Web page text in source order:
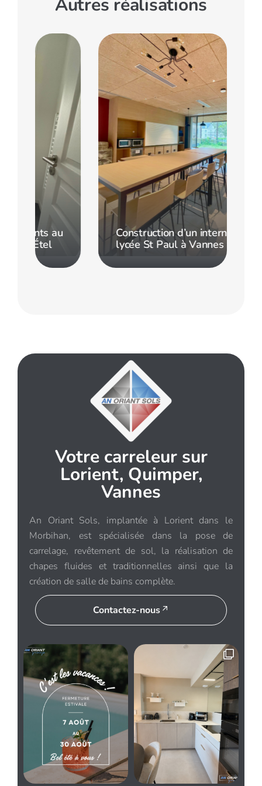
Autres réalisations
Construction d’un internat au
lycée St Paul à Vannes
Votre carreleur sur
Lorient, Quimper,
Vannes
An Oriant Sols, implantée à Lorient dans le
Morbihan, est spécialisée dans la pose de
carrelage, revêtement de sol, la réalisation de
chapes fluides et traditionnelles ainsi que la
création de salle de bains complète.
Contactez-nous